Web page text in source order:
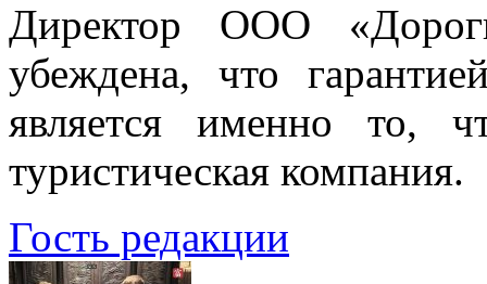
Директор ООО
убеждена, что
является именно то,
туристическая компания.
Гость редакции